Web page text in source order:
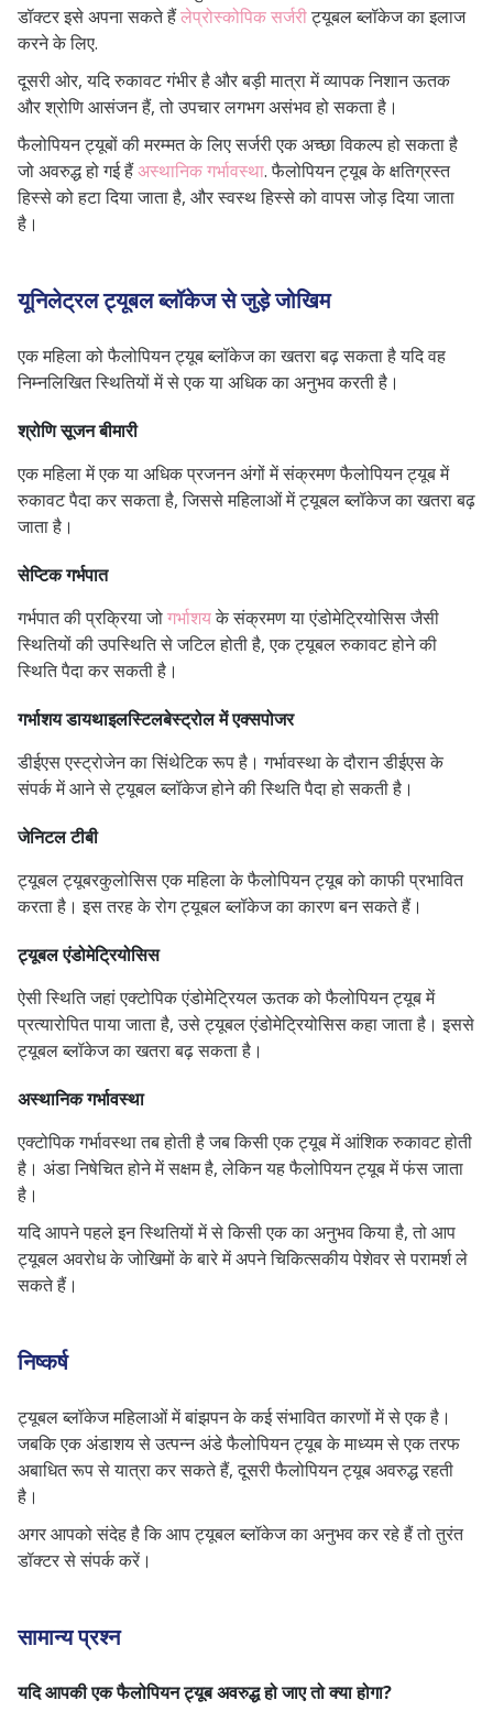
डॉक्टर इसे अपना सकते हैंलेप्रोस्कोपिक सर्जरीट्यूबल ब्लॉकेज का इलाज
करने के लिए.
दूसरी ओर, यदि रुकावट गंभीर है और बड़ी मात्रा में व्यापक निशान ऊतक
और श्रोणि आसंजन हैं, तो उपचार लगभग असंभव हो सकता है।
फैलोपियन ट्यूबों की मरम्मत के लिए सर्जरी एक अच्छा विकल्प हो सकता है
जो अवरुद्ध हो गई हैंअस्थानिक गर्भावस्था. फैलोपियन ट्यूब के क्षतिग्रस्त
हिस्से को हटा दिया जाता है, और स्वस्थ हिस्से को वापस जोड़ दिया जाता
है।
यूनिलेट्रल ट्यूबल ब्लॉकेज से जुड़े जोखिम
एक महिला को फैलोपियन ट्यूब ब्लॉकेज का खतरा बढ़ सकता है यदि वह
निम्नलिखित स्थितियों में से एक या अधिक का अनुभव करती है।
श्रोणि सूजन बीमारी
एक महिला में एक या अधिक प्रजनन अंगों में संक्रमण फैलोपियन ट्यूब में
रुकावट पैदा कर सकता है, जिससे महिलाओं में ट्यूबल ब्लॉकेज का खतरा बढ़
जाता है।
सेप्टिक गर्भपात
गर्भपात की प्रक्रिया जोगर्भाशयके संक्रमण या एंडोमेट्रियोसिस जैसी
स्थितियों की उपस्थिति से जटिल होती है, एक ट्यूबल रुकावट होने की
स्थिति पैदा कर सकती है।
गर्भाशय डायथाइलस्टिलबेस्ट्रोल में एक्सपोजर
डीईएस एस्ट्रोजेन का सिंथेटिक रूप है। गर्भावस्था के दौरान डीईएस के
संपर्क में आने से ट्यूबल ब्लॉकेज होने की स्थिति पैदा हो सकती है।
जेनिटल टीबी
ट्यूबल ट्यूबरकुलोसिस एक महिला के फैलोपियन ट्यूब को काफी प्रभावित
करता है। इस तरह के रोग ट्यूबल ब्लॉकेज का कारण बन सकते हैं।
ट्यूबल एंडोमेट्रियोसिस
ऐसी स्थिति जहां एक्टोपिक एंडोमेट्रियल ऊतक को फैलोपियन ट्यूब में
प्रत्यारोपित पाया जाता है, उसे ट्यूबल एंडोमेट्रियोसिस कहा जाता है। इससे
ट्यूबल ब्लॉकेज का खतरा बढ़ सकता है।
अस्थानिक गर्भावस्था
एक्टोपिक गर्भावस्था तब होती है जब किसी एक ट्यूब में आंशिक रुकावट होती
है। अंडा निषेचित होने में सक्षम है, लेकिन यह फैलोपियन ट्यूब में फंस जाता
है।
यदि आपने पहले इन स्थितियों में से किसी एक का अनुभव किया है, तो आप
ट्यूबल अवरोध के जोखिमों के बारे में अपने चिकित्सकीय पेशेवर से परामर्श ले
सकते हैं।
निष्कर्ष
ट्यूबल ब्लॉकेज महिलाओं में बांझपन के कई संभावित कारणों में से एक है।
जबकि एक अंडाशय से उत्पन्न अंडे फैलोपियन ट्यूब के माध्यम से एक तरफ
अबाधित रूप से यात्रा कर सकते हैं, दूसरी फैलोपियन ट्यूब अवरुद्ध रहती
है।
अगर आपको संदेह है कि आप ट्यूबल ब्लॉकेज का अनुभव कर रहे हैं तो तुरंत
डॉक्टर से संपर्क करें।
सामान्य प्रश्न
यदि आपकी एक फैलोपियन ट्यूब अवरुद्ध हो जाए तो क्या होगा?